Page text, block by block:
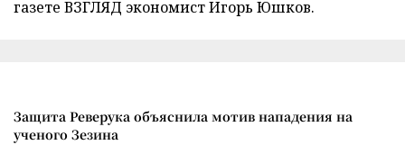
газете ВЗГЛЯД экономист Игорь Юшков.
Защита Реверука объяснила мотив нападения на
ученого Зезина